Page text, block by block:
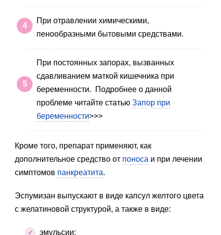
При отравлении химическими,
пенообразными бытовыми средствами.
При постоянных запорах, вызванных
сдавливанием маткой кишечника при
беременности. Подробнее о данной
проблеме читайте статью Запор при
беременности>>>
Кроме того, препарат применяют, как
дополнительное средство от поноса и при лечении
симптомов панкреатита.
Эспумизан выпускают в виде капсул желтого цвета
с желатиновой структурой, а также в виде:
эмульсии;